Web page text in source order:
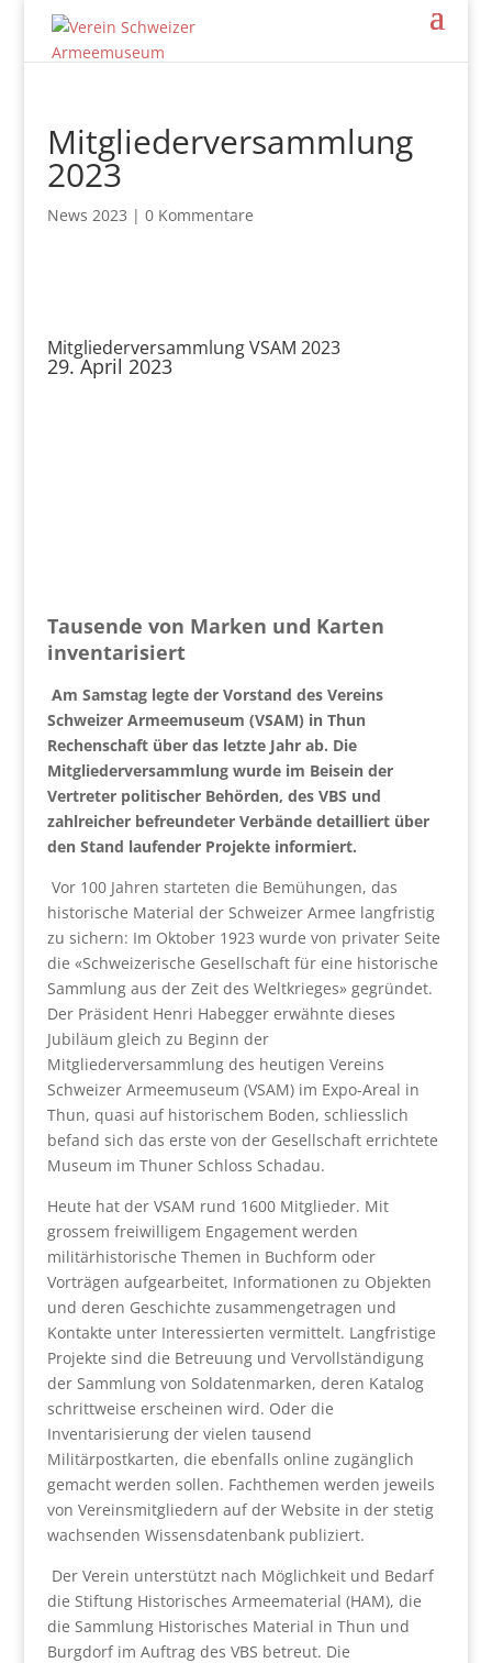
Mitgliederversammlung
2023
News 2023 | 0 Kommentare
Mitgliederversammlung VSAM 2023
29. April 2023
Tausende von Marken und Karten
inventarisiert
Am Samstag legte der Vorstand des Vereins
Schweizer Armeemuseum (VSAM) in Thun
Rechenschaft über das letzte Jahr ab. Die
Mitgliederversammlung wurde im Beisein der
Vertreter politischer Behörden, des VBS und
zahlreicher befreundeter Verbände detailliert über
den Stand laufender Projekte informiert.
Vor 100 Jahren starteten die Bemühungen, das
historische Material der Schweizer Armee langfristig
zu sichern: Im Oktober 1923 wurde von privater Seite
die «Schweizerische Gesellschaft für eine historische
Sammlung aus der Zeit des Weltkrieges» gegründet.
Der Präsident Henri Habegger erwähnte dieses
Jubiläum gleich zu Beginn der
Mitgliederversammlung des heutigen Vereins
Schweizer Armeemuseum (VSAM) im Expo-Areal in
Thun, quasi auf historischem Boden, schliesslich
befand sich das erste von der Gesellschaft errichtete
Museum im Thuner Schloss Schadau.
Heute hat der VSAM rund 1600 Mitglieder. Mit
grossem freiwilligem Engagement werden
militärhistorische Themen in Buchform oder
Vorträgen aufgearbeitet, Informationen zu Objekten
und deren Geschichte zusammengetragen und
Kontakte unter Interessierten vermittelt. Langfristige
Projekte sind die Betreuung und Vervollständigung
der Sammlung von Soldatenmarken, deren Katalog
schrittweise erscheinen wird. Oder die
Inventarisierung der vielen tausend
Militärpostkarten, die ebenfalls online zugänglich
gemacht werden sollen. Fachthemen werden jeweils
von Vereinsmitgliedern auf der Website in der stetig
wachsenden Wissensdatenbank publiziert.
Der Verein unterstützt nach Möglichkeit und Bedarf
die Stiftung Historisches Armeematerial (HAM), die
die Sammlung Historisches Material in Thun und
Burgdorf im Auftrag des VBS betreut. Die